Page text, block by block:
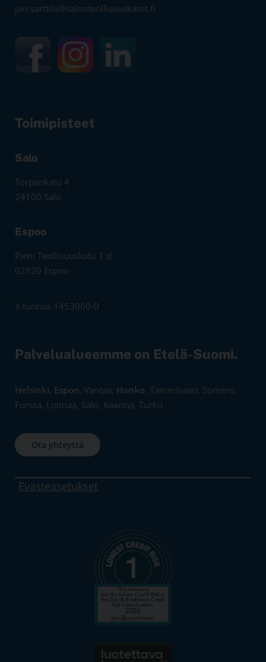
jari.sarttila@salonteollisuuskatot.fi
Toimipisteet
Salo
Torpankatu 4
24100 Salo
Espoo
Pieni Teollisuuskatu 1 d
02920 Espoo
Y-tunnus 1453060-0
Palvelualueemme on Etelä-Suomi.
Helsinki, Espoo, Vantaa, Hanko, Tammisaari, Somero,
Forssa, Loimaa, Salo, Kaarina, Turku
Ota yhteyttä
Evästeasetukset